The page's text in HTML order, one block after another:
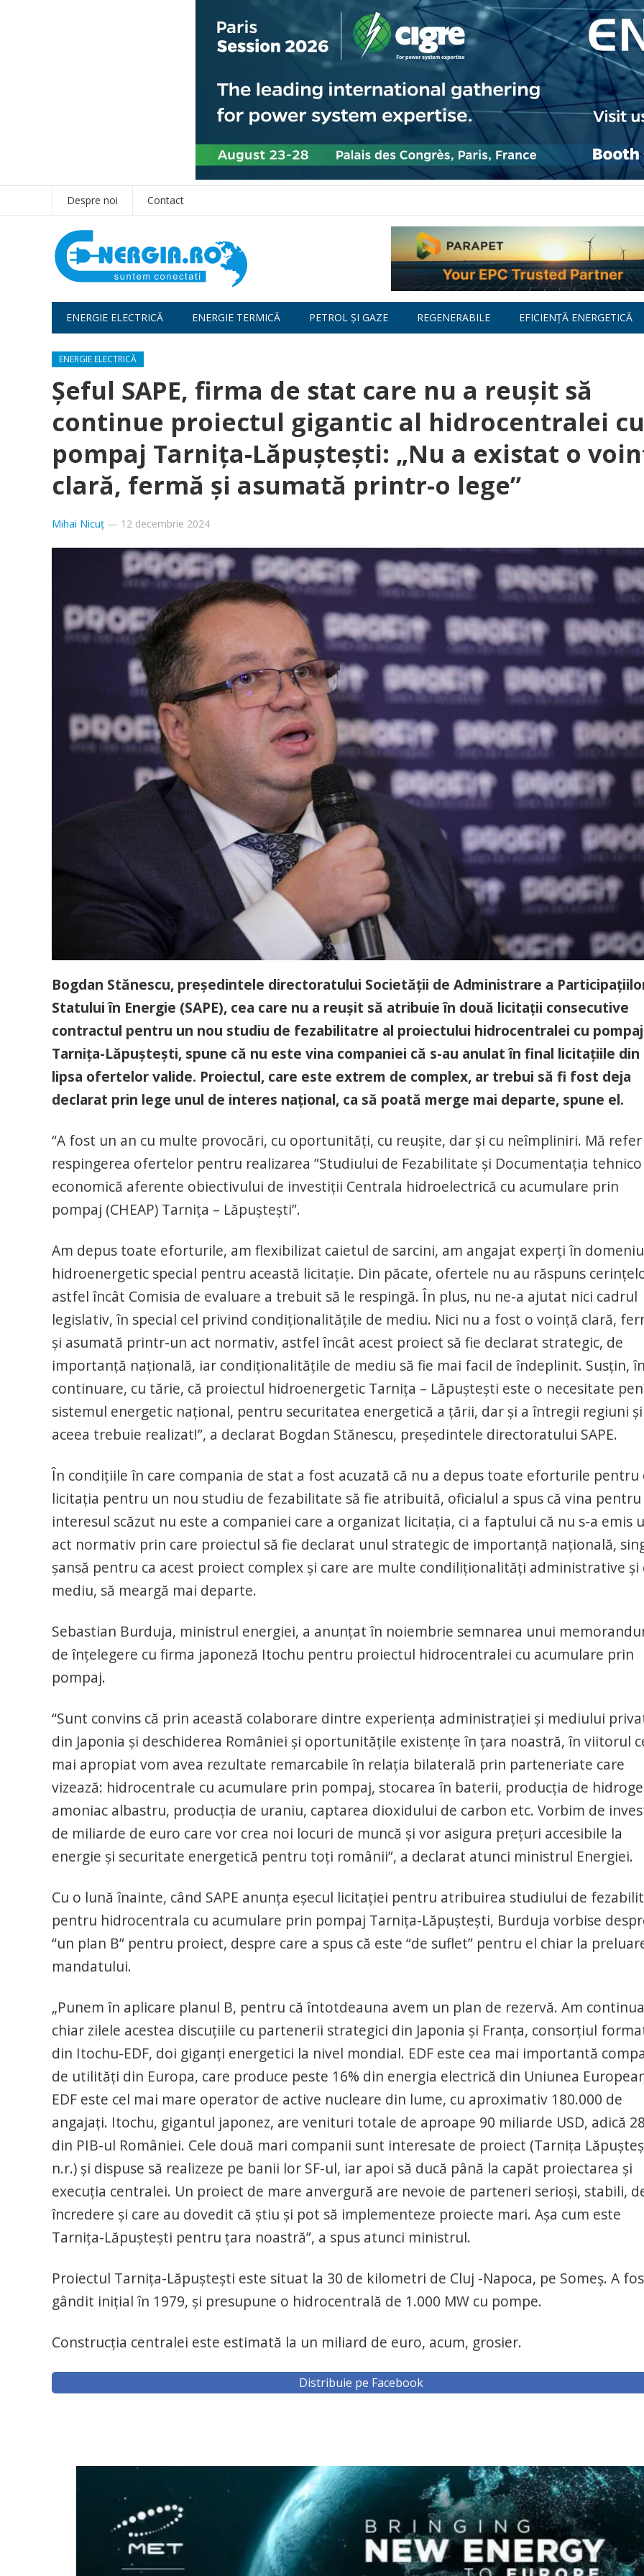
Despre noi Contact
ENERGIE ELECTRICĂ ENERGIE TERMICĂ PETROL ȘI GAZE REGENERABILE EFICIENȚĂ ENERGETICĂ
ENERGIE ELECTRICĂ
Șeful SAPE, firma de stat care nu a reușit să
continue proiectul gigantic al hidrocentralei cu
pompaj Tarnița-Lăpuștești: „Nu a existat o
clară, fermă și asumată printr-o lege”
Mihai Nicuț — 12 decembrie 2024
Bogdan Stănescu, președintele directoratului Societății de Administrare a
Statului în Energie (SAPE), cea care nu a reușit să atribuie în două licitații consecutive
contractul pentru un nou studiu de fezabilitatre al proiectului hidrocentralei cu pompaj
Tarnița-Lăpuștești, spune că nu este vina companiei că s-au anulat în final licitațiile din
lipsa ofertelor valide. Proiectul, care este extrem de complex, ar trebui să fi fost deja
declarat prin lege unul de interes național, ca să poată merge mai departe, spune el.
“A fost un an cu multe provocări, cu oportunități, cu reușite, dar și cu neîmpliniri. Mă
respingerea ofertelor pentru realizarea ”Studiului de Fezabilitate și Documentația tehnico
economică aferente obiectivului de investiții Centrala hidroelectrică cu acumulare prin
pompaj (CHEAP) Tarnița – Lăpuștești”.
Am depus toate eforturile, am flexibilizat caietul de sarcini, am angajat experți în
hidroenergetic special pentru această licitație. Din păcate, ofertele nu au răspuns
astfel încât Comisia de evaluare a trebuit să le respingă. În plus, nu ne-a ajutat nici cadrul
legislativ, în special cel privind condiționalitățile de mediu. Nici nu a fost o voință clară,
și asumată printr-un act normativ, astfel încât acest proiect să fie declarat strategic, de
importanță națională, iar condiționalitățile de mediu să fie mai facil de îndeplinit. Susțin,
continuare, cu tărie, că proiectul hidroenergetic Tarnița – Lăpuștești este o necesitate
sistemul energetic național, pentru securitatea energetică a țării, dar și a întregii regiuni
aceea trebuie realizat!”, a declarat Bogdan Stănescu, președintele directoratului SAPE.
În condițiile în care compania de stat a fost acuzată că nu a depus toate eforturile pentru
licitația pentru un nou studiu de fezabilitate să fie atribuită, oficialul a spus că vina pentru
interesul scăzut nu este a companiei care a organizat licitația, ci a faptului că nu s-a emis
act normativ prin care proiectul să fie declarat unul strategic de importanță națională,
șansă pentru ca acest proiect complex și care are multe condiliționalități administrative și
mediu, să meargă mai departe.
Sebastian Burduja, ministrul energiei, a anunțat în noiembrie semnarea unui
de înțelegere cu firma japoneză Itochu pentru proiectul hidrocentralei cu acumulare prin
pompaj.
“Sunt convins că prin această colaborare dintre experiența administrației și mediului
din Japonia și deschiderea României și oportunitățile existențe în țara noastră, în viitorul
mai apropiat vom avea rezultate remarcabile în relația bilaterală prin parteneriate care
vizează: hidrocentrale cu acumulare prin pompaj, stocarea în baterii, producția de
amoniac albastru, producția de uraniu, captarea dioxidului de carbon etc. Vorbim de
de miliarde de euro care vor crea noi locuri de muncă și vor asigura prețuri accesibile la
energie și securitate energetică pentru toți românii”, a declarat atunci ministrul Energiei.
Cu o lună înainte, când SAPE anunța eșecul licitației pentru atribuirea studiului de
pentru hidrocentrala cu acumulare prin pompaj Tarnița-Lăpuștești, Burduja vorbise
“un plan B” pentru proiect, despre care a spus că este “de suflet” pentru el chiar la
mandatului.
„Punem în aplicare planul B, pentru că întotdeauna avem un plan de rezervă. Am
chiar zilele acestea discuţiile cu partenerii strategici din Japonia şi Franţa, consorţiul
din Itochu-EDF, doi giganţi energetici la nivel mondial. EDF este cea mai importantă
de utilităţi din Europa, care produce peste 16% din energia electrică din Uniunea
EDF este cel mai mare operator de active nucleare din lume, cu aproximativ 180.000 de
angajaţi. Itochu, gigantul japonez, are venituri totale de aproape 90 miliarde USD, adică
din PIB-ul României. Cele două mari companii sunt interesate de proiect (Tarniţa
n.r.) şi dispuse să realizeze pe banii lor SF-ul, iar apoi să ducă până la capăt proiectarea şi
execuţia centralei. Un proiect de mare anvergură are nevoie de parteneri serioşi, stabili,
încredere şi care au dovedit că ştiu şi pot să implementeze proiecte mari. Aşa cum este
Tarniţa-Lăpuşteşti pentru ţara noastră”, a spus atunci ministrul.
Proiectul Tarniţa-Lăpuşteşti este situat la 30 de kilometri de Cluj -Napoca, pe Someş. A
gândit iniţial în 1979, şi presupune o hidrocentrală de 1.000 MW cu pompe.
Construcția centralei este estimată la un miliard de euro, acum, grosier.
Distribuie pe Facebook